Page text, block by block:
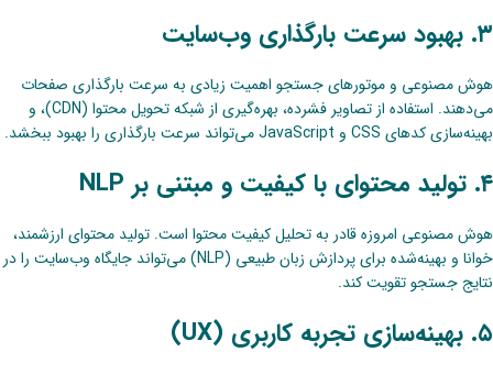
۳. بهبود سرعت بارگذاری وب‌سایت
هوش مصنوعی و موتورهای جستجو اهمیت زیادی به سرعت بارگذاری صفحات
می‌دهند. استفاده از تصاویر فشرده، بهره‌گیری از شبکه تحویل محتوا (CDN)، و
بهینه‌سازی کدهای CSS و JavaScript می‌تواند سرعت بارگذاری را بهبود ببخشد.
۴. تولید محتوای با کیفیت و مبتنی بر NLP
هوش مصنوعی امروزه قادر به تحلیل کیفیت محتوا است. تولید محتوای ارزشمند،
خوانا و بهینه‌شده برای پردازش زبان طبیعی (NLP) می‌تواند جایگاه وب‌سایت را در
نتایج جستجو تقویت کند.
۵. بهینه‌سازی تجربه کاربری (UX)